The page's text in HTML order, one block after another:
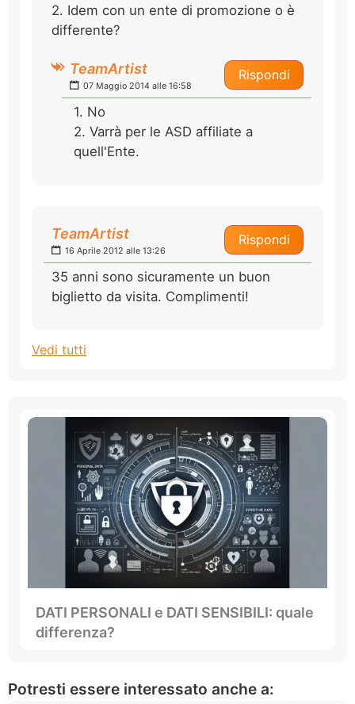
2. Idem con un ente di promozione o è
differente?
Rispondi
TeamArtist
07 Maggio 2014 alle 16:58
1. No
2. Varrà per le ASD affiliate a
quell'Ente.
Rispondi
TeamArtist
16 Aprile 2012 alle 13:26
35 anni sono sicuramente un buon
biglietto da visita. Complimenti!
Vedi tutti
DATI PERSONALI e DATI SENSIBILI: quale
differenza?
Potresti essere interessato anche a: